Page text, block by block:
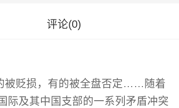
评论(0)
被贬损，有的被全盘否定……随着